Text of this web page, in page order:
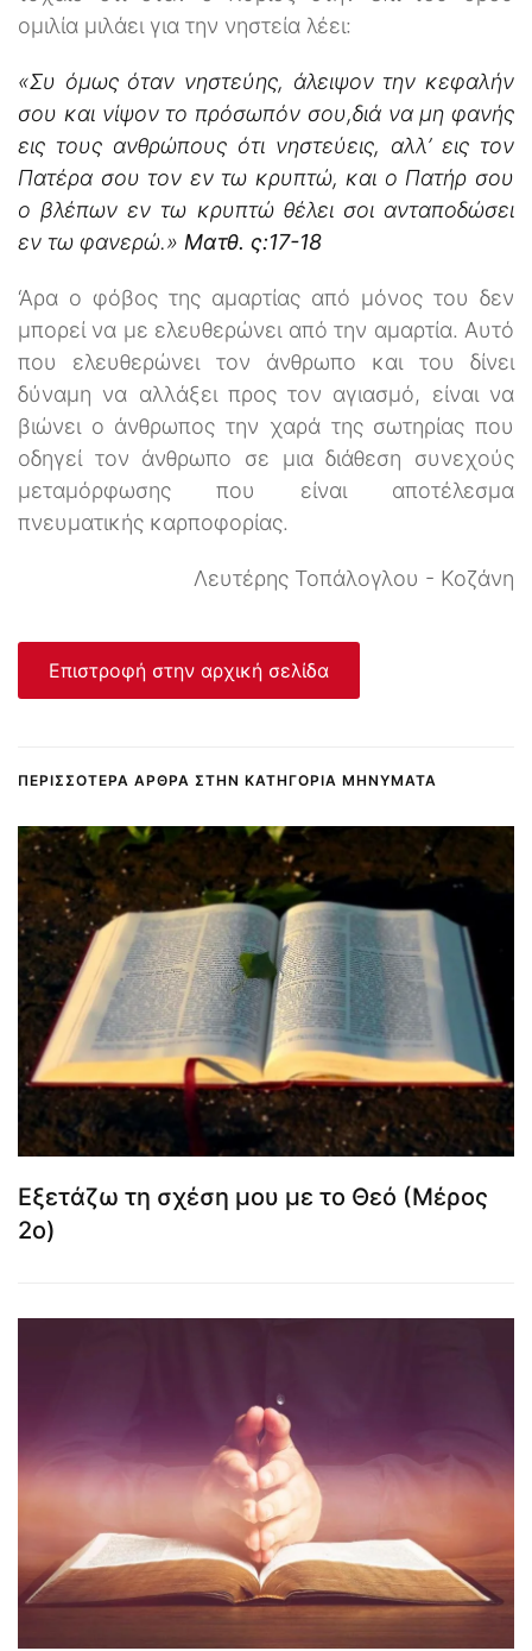
ομιλία μιλάει για την νηστεία λέει:
«Συ όμως όταν νηστεύης, άλειψον την κεφαλήν
σου και νίψον το πρόσωπόν σου,διά να μη φανής
εις τους ανθρώπους ότι νηστεύεις, αλλ’ εις τον
Πατέρα σου τον εν τω κρυπτώ, και ο Πατήρ σου
ο βλέπων εν τω κρυπτώ θέλει σοι ανταποδώσει
εν τω φανερώ.» Ματθ. ς:17-18
‘Αρα ο φόβος της αμαρτίας από μόνος του δεν
μπορεί να με ελευθερώνει από την αμαρτία. Αυτό
που ελευθερώνει τον άνθρωπο και του δίνει
δύναμη να αλλάξει προς τον αγιασμό, είναι να
βιώνει ο άνθρωπος την χαρά της σωτηρίας που
οδηγεί τον άνθρωπο σε μια διάθεση συνεχούς
μεταμόρφωσης που είναι αποτέλεσμα
πνευματικής καρποφορίας.
Λευτέρης Τοπάλογλου - Κοζάνη
Επιστροφή στην αρχική σελίδα
ΠΕΡΙΣΣΌΤΕΡΑ ΆΡΘΡΑ ΣΤΗΝ ΚΑΤΗΓΟΡΊΑ ΜΗΝΎΜΑΤΑ
Εξετάζω τη σχέση μου με το Θεό (Μέρος
2ο)